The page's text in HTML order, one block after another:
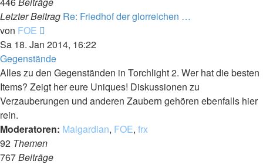
Letzter Beitrag Re: Friedhof der glorreichen …
von FOE
Beitrag
Sa 18. Jan 2014, 16:22
Gegenstände
Alles zu den Gegenständen in Torchlight 2. Wer hat die besten
Items? Zeigt her eure Uniques! Diskussionen zu
Verzauberungen und anderen Zaubern gehören ebenfalls hier
rein.
Moderatoren: Malgardian, FOE, frx
92 Themen
767Beiträge